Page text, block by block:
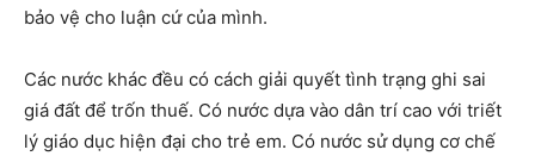
bảo vệ cho luận cứ của mình.
Các nước khác đều có cách giải quyết tình trạng ghi sai
giá đất để trốn thuế. Có nước dựa vào dân trí cao với triết
lý giáo dục hiện đại cho trẻ em. Có nước sử dụng cơ chế